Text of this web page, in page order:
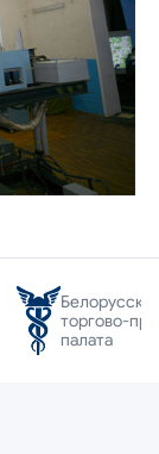
Белорусская
торгово-
палата